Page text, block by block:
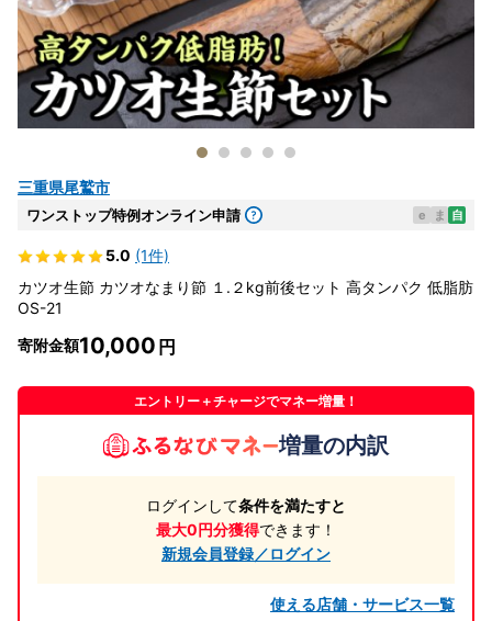
三重県尾鷲市
ワンストップ特例オンライン申請 e ま 自
5.0 (1件)
カツオ生節 カツオなまり節 １.２kg前後セット 高タンパク 低脂肪
OS-21
寄附金額10,000
エントリー＋チャージでマネー増量！
増量の内訳
ログインして条件を満たすと
最大0円分獲得できます！
新規会員登録／ログイン
使える店舗・サービス一覧